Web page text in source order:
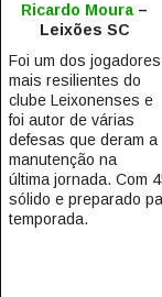
Ricardo Moura –
Leixões SC
Foi um dos jogadores
mais resilientes do
clube Leixonenses e
foi autor de várias
defesas que deram a
manutenção na
última jornada. Com
sólido e preparado
temporada.